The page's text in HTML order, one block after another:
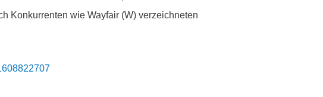
Konkurrenten wie Wayfair (W) verzeichneten